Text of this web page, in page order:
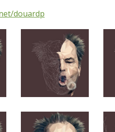
douardp